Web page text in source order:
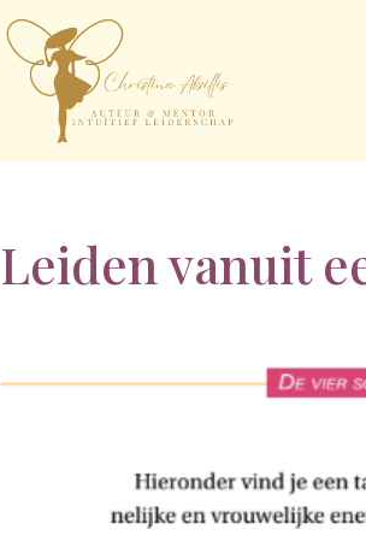
Leiden vanuit